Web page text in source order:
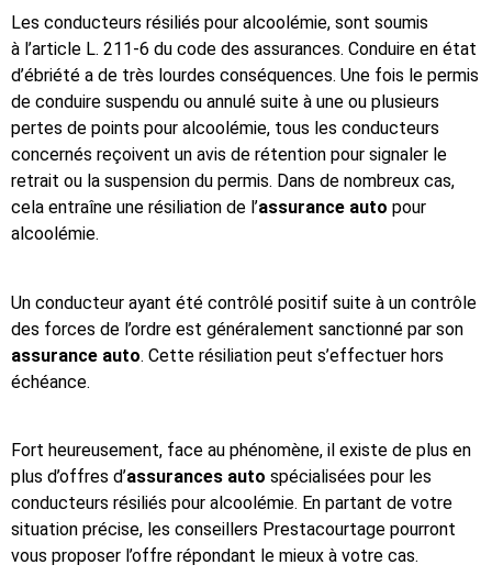
Les conducteurs résiliés pour alcoolémie, sont soumis
à l’article L. 211-6 du code des assurances. Conduire en état
d’ébriété a de très lourdes conséquences. Une fois le permis
de conduire suspendu ou annulé suite à une ou plusieurs
pertes de points pour alcoolémie, tous les conducteurs
concernés reçoivent un avis de rétention pour signaler le
retrait ou la suspension du permis. Dans de nombreux cas,
cela entraîne une résiliation de l’assurance auto pour
alcoolémie.
Un conducteur ayant été contrôlé positif suite à un contrôle
des forces de l’ordre est généralement sanctionné par son
assurance auto. Cette résiliation peut s’effectuer hors
échéance.
Fort heureusement, face au phénomène, il existe de plus en
plus d’offres d’assurances auto spécialisées pour les
conducteurs résiliés pour alcoolémie. En partant de votre
situation précise, les conseillers Prestacourtage pourront
vous proposer l’offre répondant le mieux à votre cas.